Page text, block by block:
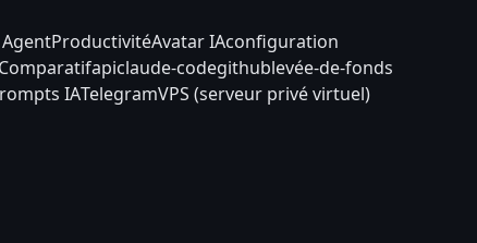
ProductivitéAvatar IAconfiguration
Comparatifapiclaude-codegithublevée-de-fonds
IATelegramVPS (serveur privé virtuel)